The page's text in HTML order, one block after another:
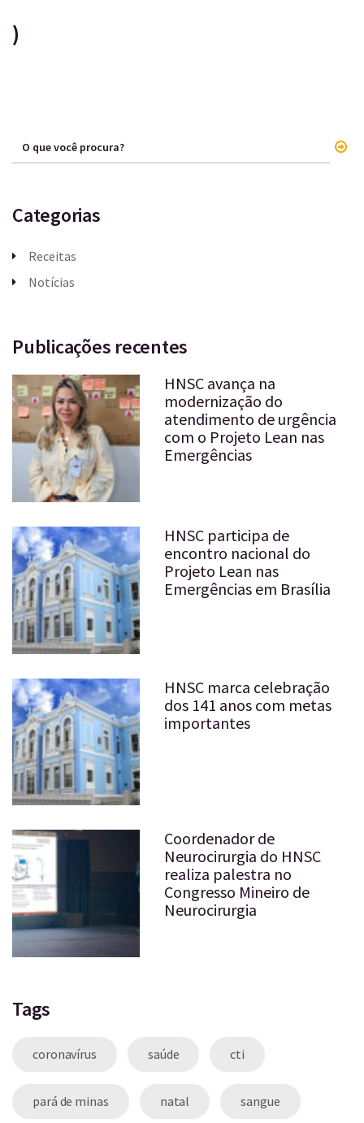
)
Categorias
Receitas
Notícias
Publicações recentes
HNSC avança na
modernização do
atendimento de urgência
com o Projeto Lean nas
Emergências
HNSC participa de
encontro nacional do
Projeto Lean nas
Emergências em Brasília
HNSC marca celebração
dos 141 anos com metas
importantes
Coordenador de
Neurocirurgia do HNSC
realiza palestra no
Congresso Mineiro de
Neurocirurgia
Tags
coronavírus saúde cti
pará de minas natal sangue